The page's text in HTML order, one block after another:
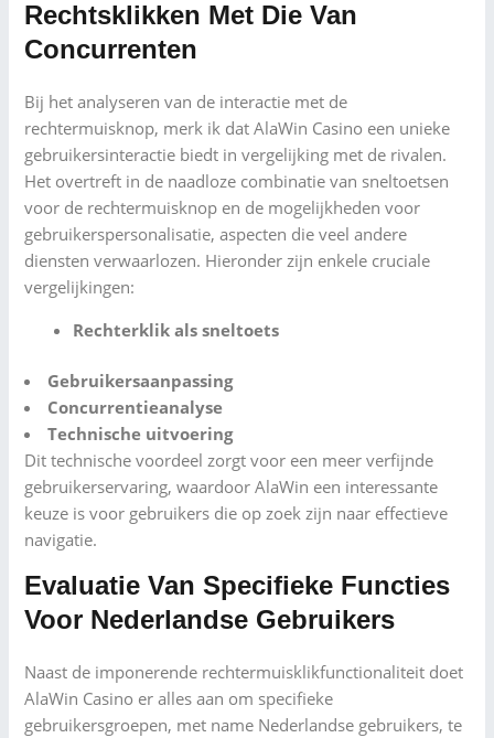
Rechtsklikken Met Die Van
Concurrenten
Bij het analyseren van de interactie met de
rechtermuisknop, merk ik dat AlaWin Casino een unieke
gebruikersinteractie biedt in vergelijking met de rivalen.
Het overtreft in de naadloze combinatie van sneltoetsen
voor de rechtermuisknop en de mogelijkheden voor
gebruikerspersonalisatie, aspecten die veel andere
diensten verwaarlozen. Hieronder zijn enkele cruciale
vergelijkingen:
Rechterklik als sneltoets
Gebruikersaanpassing
Concurrentieanalyse
Technische uitvoering
Dit technische voordeel zorgt voor een meer verfijnde
gebruikerservaring, waardoor AlaWin een interessante
keuze is voor gebruikers die op zoek zijn naar effectieve
navigatie.
Evaluatie Van Specifieke Functies
Voor Nederlandse Gebruikers
Naast de imponerende rechtermuisklikfunctionaliteit doet
AlaWin Casino er alles aan om specifieke
gebruikersgroepen, met name Nederlandse gebruikers, te